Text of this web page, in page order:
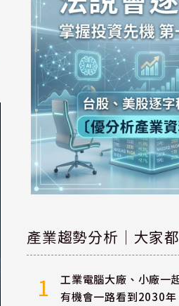
產業趨勢分析｜大家
1
工業電腦大廠、小廠一
有機會一路看到2030年